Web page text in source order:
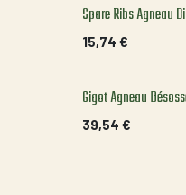
Spare Ribs Agneau
15,74 €
Gigot Agneau
39,54 €